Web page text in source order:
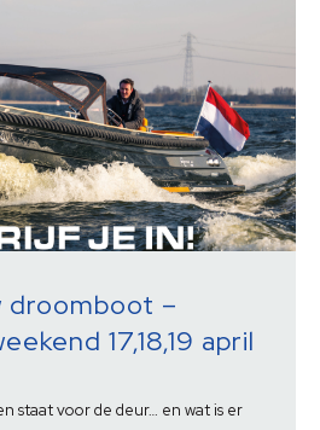
droomboot –
17,18,19 april
staat voor de deur… en wat is er